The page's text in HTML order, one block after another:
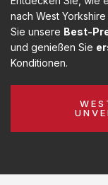
nach West
Sie unsere Best-
und genießen Sie
Konditionen.